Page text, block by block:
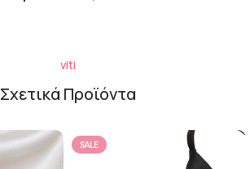
viti
Σχετικά Προϊόντα
SALE